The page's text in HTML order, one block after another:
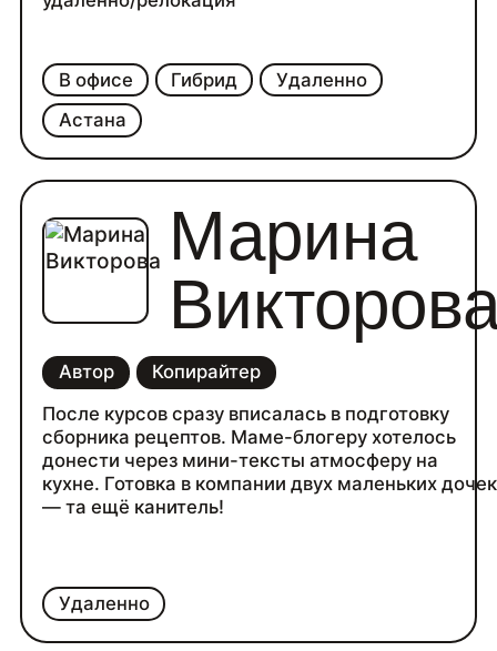
В офисе Гибрид
Удаленно
Астана
Удаленно
Марина
Автор
Копирайтер
После курсов сразу вписалась в подготовку
сборника рецептов. Маме-блогеру хотелось
донести через мини-тексты атмосферу на
кухне. Готовка в компании двух маленьких дочек
— та ещё канитель!